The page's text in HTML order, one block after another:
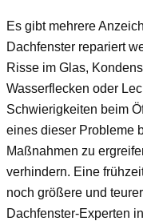
Es gibt mehrere
Dachfenster repariert
Risse im Glas,
Wasserflecken oder
Schwierigkeiten beim
eines dieser Probleme
Maßnahmen zu
verhindern. Eine
noch größere und
Dachfenster-Experten